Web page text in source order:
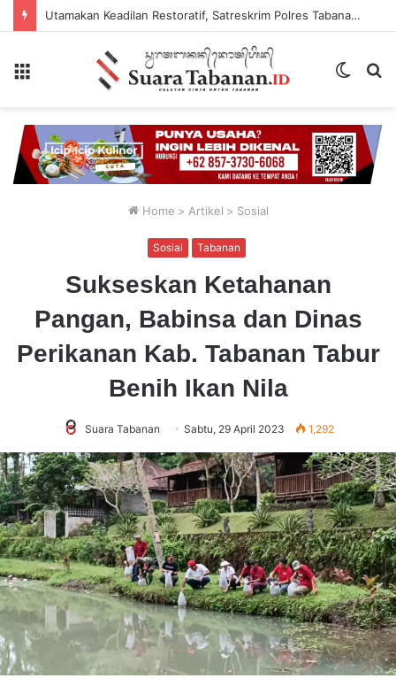
Utamakan Keadilan Restoratif, Satreskrim Polres Tabanan Gelar Perkara Kasus Penganiayaan Anak
Switch
Home > Artikel > Sosial
Sosial Tabanan
Sukseskan Ketahanan
Pangan, Babinsa dan Dinas
Perikanan Kab. Tabanan Tabur
Benih Ikan Nila
Suara Tabanan Sabtu, 29 April 2023 1,292